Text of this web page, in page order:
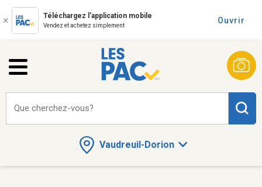
Téléchargez l'application mobile
Vendez et achetez simplement
Ouvrir
Vaudreuil-Dorion
Que cherchez-vous?